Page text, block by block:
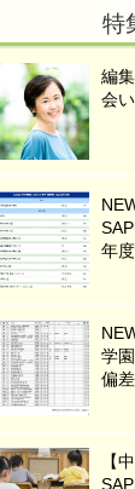
特
編
会
年
学
偏
【